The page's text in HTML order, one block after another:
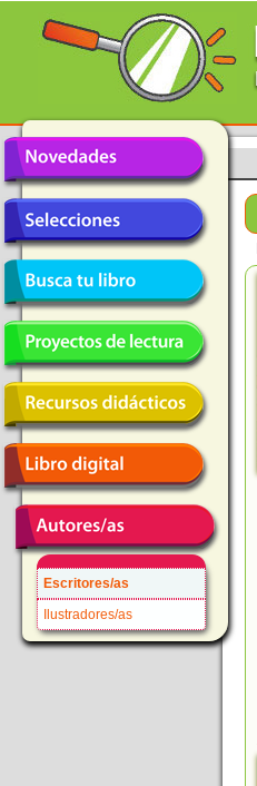
Escritores/as
Ilustradores/as